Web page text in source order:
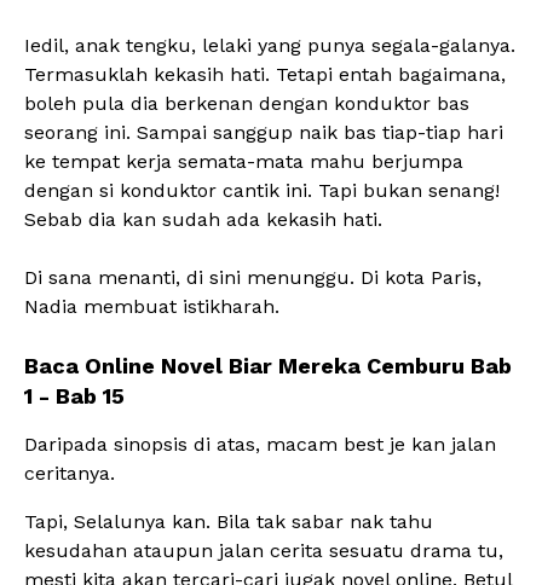
Iedil, anak tengku, lelaki yang punya segala-galanya.
Termasuklah kekasih hati. Tetapi entah bagaimana,
boleh pula dia berkenan dengan konduktor bas
seorang ini. Sampai sanggup naik bas tiap-tiap hari
ke tempat kerja semata-mata mahu berjumpa
dengan si konduktor cantik ini. Tapi bukan senang!
Sebab dia kan sudah ada kekasih hati.
Di sana menanti, di sini menunggu. Di kota Paris,
Nadia membuat istikharah.
Baca Online Novel Biar Mereka Cemburu Bab
1 - Bab 15
Daripada sinopsis di atas, macam best je kan jalan
ceritanya.
Tapi, Selalunya kan. Bila tak sabar nak tahu
kesudahan ataupun jalan cerita sesuatu drama tu,
mesti kita akan tercari-cari jugak novel online. Betul